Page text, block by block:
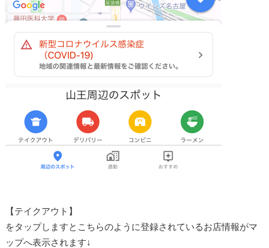
【テイクアウト】
をタップしますとこちらのように登録されているお店情報がマ
ップへ表示されます↓